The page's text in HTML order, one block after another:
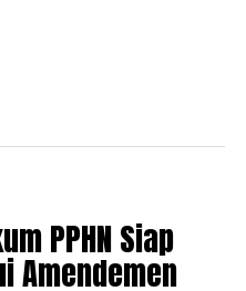
PPHN Siap
Amendemen